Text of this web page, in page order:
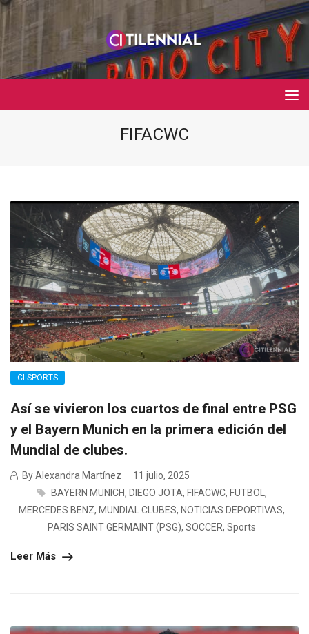
FIFACWC
CI SPORTS
Así se vivieron los cuartos de final entre PSG
y el Bayern Munich en la primera edición del
Mundial de clubes.
By Alexandra Martínez
11 julio, 2025
BAYERN MUNICH, DIEGO JOTA, FIFACWC, FUTBOL ,
MERCEDES BENZ, MUNDIAL CLUBES, NOTICIAS DEPORTIVAS,
PARIS SAINT GERMAINT (PSG), SOCCER, Sports
Leer Más